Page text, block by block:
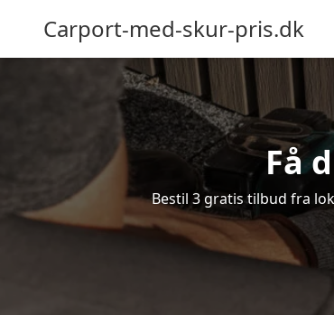
Carport-med-skur-pris.dk
Få
Bestil 3 gratis tilbud fra